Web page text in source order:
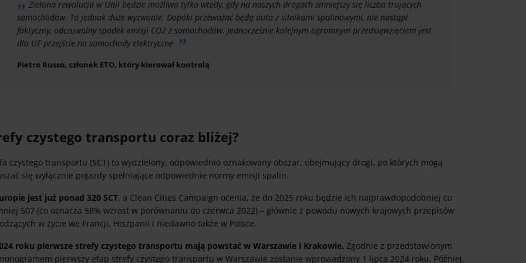
Zielona rewolucja w Unii będzie możliwa tylko wtedy, gdy na naszych drogach zmniejszy się liczba trujących
samochodów. To jednak duże wyzwanie. Dopóki przeważać będą auta z silnikami spalinowymi, nie nastąpi
faktyczny, odczuwalny spadek emisji CO2 z samochodów. Jednocześnie kolejnym ogromnym przedsięwzięciem jest
dla UE przejście na samochody elektryczne
Pietro Russo, członek ETO, który kierował kontrolą
czystego transportu coraz bliżej?
czystego transportu (SCT) to wydzielony, odpowiednio oznakowany obszar, obejmujący drogi, po których mogą
się wyłącznie pojazdy spełniające odpowiednie normy emisji spalin.
jest już ponad 320 SCT, a Clean Cities Campaign ocenia, że do 2025 roku będzie ich najprawdopodobniej co
507 (co oznacza 58% wzrost w porównaniu do czerwca 2022) – głównie z powodu nowych krajowych przepisów
w życie we Francji, Hiszpanii i niedawno także w Polsce.
roku pierwsze strefy czystego transportu mają powstać w Warszawie i Krakowie. Zgodnie z przedstawionym
pierwszy etap strefy czystego transportu w Warszawie zostanie wprowadzony 1 lipca 2024 roku. Później,